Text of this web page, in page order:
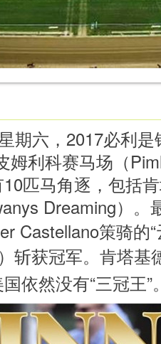
期六，2017必利
姆利科赛马场（
匹马角逐，包括
Dreaming）。
Castellano策骑的“
） 斩获冠军。肯塔基
依然没有“三冠王”